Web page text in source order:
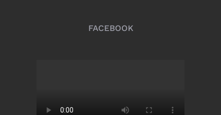
FACEBOOK